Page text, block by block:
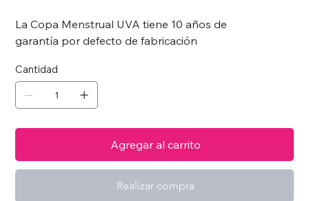
La Copa Menstrual UVA tiene 10 años de
garantía por defecto de fabricación
Cantidad
Agregar al carrito
Realizar compra